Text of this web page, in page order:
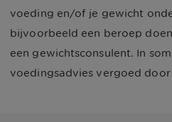
voeding en/of je gewicht
bijvoorbeeld een beroep
een gewichtsconsulent. In
voedingsadvies vergoed